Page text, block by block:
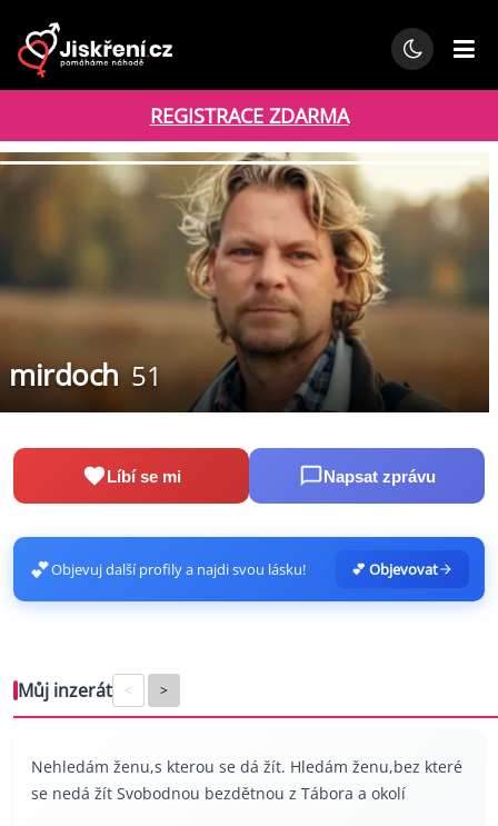
REGISTRACE ZDARMA
mirdoch 51
Líbí se mi Napsat zprávu
💕Objevuj další profily a najdi svou lásku! 💕 Objevovat
Můj inzerát < >
Nehledám ženu,s kterou se dá žít. Hledám ženu,bez které
se nedá žít Svobodnou bezdětnou z Tábora a okolí